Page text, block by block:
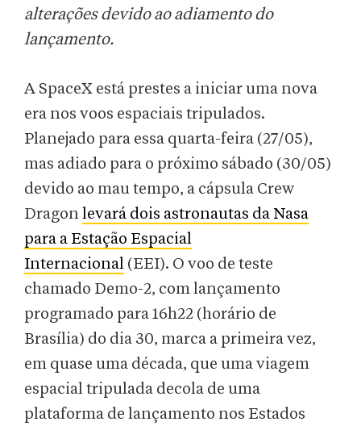
alterações devido ao adiamento do
lançamento.
A SpaceX está prestes a iniciar uma nova
era nos voos espaciais tripulados.
Planejado para essa quarta-feira (27/05),
mas adiado para o próximo sábado (30/05)
devido ao mau tempo, a cápsula Crew
Dragonlevará dois astronautas da Nasa
para a Estação Espacial
Internacional (EEI). O voo de teste
chamado Demo-2, com lançamento
programado para 16h22 (horário de
Brasília) do dia 30, marca a primeira vez,
em quase uma década, que uma viagem
espacial tripulada decola de uma
plataforma de lançamento nos Estados